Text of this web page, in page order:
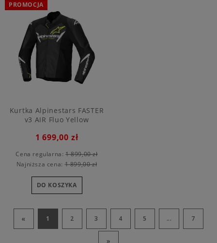
Kurtka Alpinestars FASTER
v3 AIR Fluo Yellow
1 699,00 zł
Cena regularna: 1 899,00 zł
Najniższa cena:1 899,00 zł
DO KOSZYKA
PROMOCJA
« 1 2 3 4 5 ... 7
»